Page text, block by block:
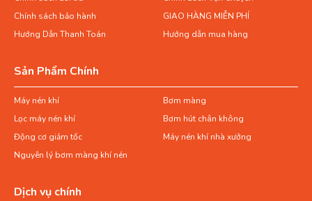
Chính sách bảo hành
GIAO HÀNG MIỄN PHÍ
Hướng Dẫn Thanh Toán
Hướng dẫn mua hàng
Sản Phẩm Chính
Máy nén khí
Bơm màng
Lọc máy nén khí
Bơm hút chân không
Động cơ giảm tốc
Máy nén khí nhà xưởng
Nguyên lý bơm màng khí nén
Dịch vụ chính